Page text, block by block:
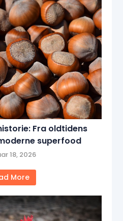
Fra oldtidens
superfood
18, 2026
More